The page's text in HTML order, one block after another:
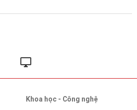
Khoa học - Công nghệ